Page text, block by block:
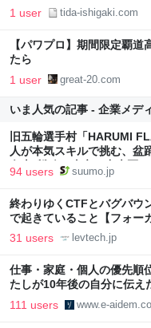
1 user tida-ishigaki.com
【パワプロ】期間限定覇
たら
1 user great-20.com
いま人気の記事 - 企業メデ
旧五輪選手村「HARUMI
人が本気スキルで挑む、盆
向上”戦略 東京・中央区
94 users suumo.jp
終わりゆくCTFとバグバウ
で起きていること【フォー
31 users levtech.jp
仕事・家庭・個人の優先順
たしが10年後の自分に伝
111 users www.e-